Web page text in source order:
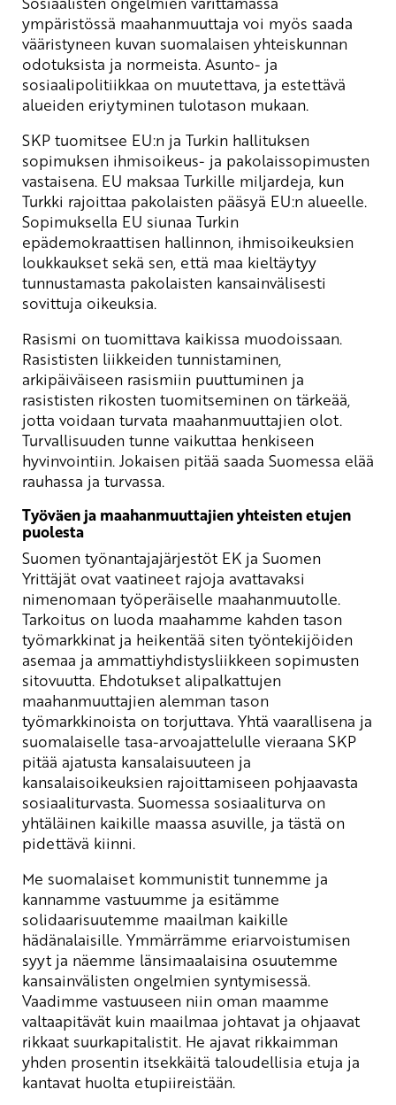
ympäristössä maahanmuuttaja voi myös saada
vääristyneen kuvan suomalaisen yhteiskunnan
odotuksista ja normeista. Asunto- ja
sosiaalipolitiikkaa on muutettava, ja estettävä
alueiden eriytyminen tulotason mukaan.
SKP tuomitsee EU:n ja Turkin hallituksen
sopimuksen ihmisoikeus- ja pakolaissopimusten
vastaisena. EU maksaa Turkille miljardeja, kun
Turkki rajoittaa pakolaisten pääsyä EU:n alueelle.
Sopimuksella EU siunaa Turkin
epädemokraattisen hallinnon, ihmisoikeuksien
loukkaukset sekä sen, että maa kieltäytyy
tunnustamasta pakolaisten kansainvälisesti
sovittuja oikeuksia.
Rasismi on tuomittava kaikissa muodoissaan.
Rasististen liikkeiden tunnistaminen,
arkipäiväiseen rasismiin puuttuminen ja
rasististen rikosten tuomitseminen on tärkeää,
jotta voidaan turvata maahanmuuttajien olot.
Turvallisuuden tunne vaikuttaa henkiseen
hyvinvointiin. Jokaisen pitää saada Suomessa elää
rauhassa ja turvassa.
Työväen ja maahanmuuttajien yhteisten etujen
puolesta
Suomen työnantajajärjestöt EK ja Suomen
Yrittäjät ovat vaatineet rajoja avattavaksi
nimenomaan työperäiselle maahanmuutolle.
Tarkoitus on luoda maahamme kahden tason
työmarkkinat ja heikentää siten työntekijöiden
asemaa ja ammattiyhdistysliikkeen sopimusten
sitovuutta. Ehdotukset alipalkattujen
maahanmuuttajien alemman tason
työmarkkinoista on torjuttava. Yhtä vaarallisena ja
suomalaiselle tasa-arvoajattelulle vieraana SKP
pitää ajatusta kansalaisuuteen ja
kansalaisoikeuksien rajoittamiseen pohjaavasta
sosiaaliturvasta. Suomessa sosiaaliturva on
yhtäläinen kaikille maassa asuville, ja tästä on
pidettävä kiinni.
Me suomalaiset kommunistit tunnemme ja
kannamme vastuumme ja esitämme
solidaarisuutemme maailman kaikille
hädänalaisille. Ymmärrämme eriarvoistumisen
syyt ja näemme länsimaalaisina osuutemme
kansainvälisten ongelmien syntymisessä.
Vaadimme vastuuseen niin oman maamme
valtaapitävät kuin maailmaa johtavat ja ohjaavat
rikkaat suurkapitalistit. He ajavat rikkaimman
yhden prosentin itsekkäitä taloudellisia etuja ja
kantavat huolta etupiireistään.